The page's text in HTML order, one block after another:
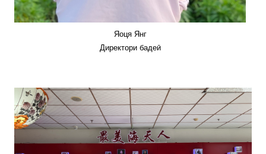
Яоця Янг
Директори бадеӣ